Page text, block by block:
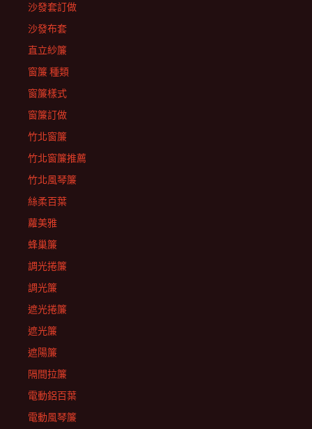
沙發套訂做
沙發布套
直立紗簾
窗簾 種類
窗簾樣式
窗簾訂做
竹北窗簾
竹北窗簾推薦
竹北風琴簾
絲柔百葉
蘿美雅
蜂巢簾
調光捲簾
調光簾
遮光捲簾
遮光簾
遮陽簾
隔間拉簾
電動鋁百葉
電動風琴簾